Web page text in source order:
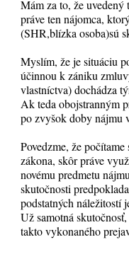
Mám za to, že
práve ten nájomca,
(SHR,blízka osoba)sú
Myslím, že je situáciu
účinnou k zániku
vlastníctva) dochádza
Ak teda obojstranným
po zvyšok doby nájmu
Povedzme, že
zákona, skôr práve
novému predmetu
skutočnosti
podstatných náležitostí
Už samotná
takto vykonaného